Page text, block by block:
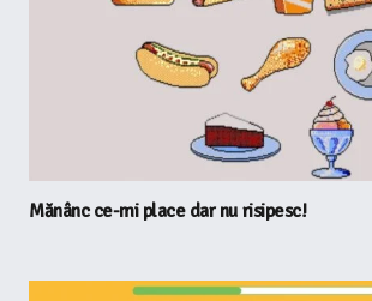
Mănânc ce-mi place dar nu risipesc!